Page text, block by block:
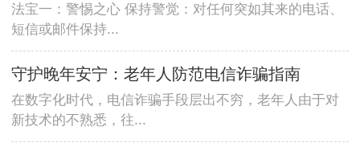
法宝一：警惕之心 保持警觉：对任何突如其来的电话、
短信或邮件保持...
守护晚年安宁：老年人防范电信诈骗指南
在数字化时代，电信诈骗手段层出不穷，老年人由于对
新技术的不熟悉，往...